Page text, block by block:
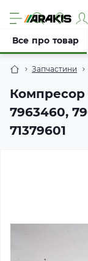
Запчастини
Компресор
7963460,
71379601
Все про товар